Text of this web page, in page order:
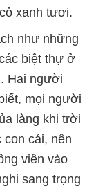
xanh tươi.
như những
biệt thự ở
Hai người
mọi người
làng khi trời
con cái, nên
viên vào
sang trọng